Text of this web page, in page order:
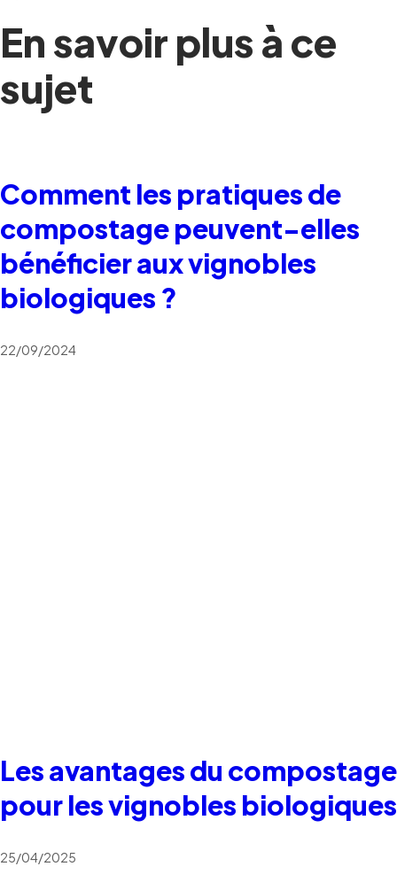
En savoir plus à ce
sujet
Comment les pratiques de
compostage peuvent-elles
bénéficier aux vignobles
biologiques ?
22/09/2024
Les avantages du compostage
pour les vignobles biologiques
25/04/2025